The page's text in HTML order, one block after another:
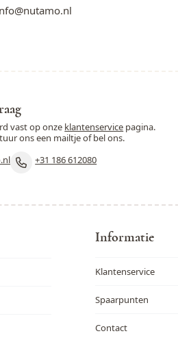
vast op onze klantenservice pagina.
ons een mailtje of bel ons.
+31 186 612080
Informatie
Klantenservice
Spaarpunten
Contact